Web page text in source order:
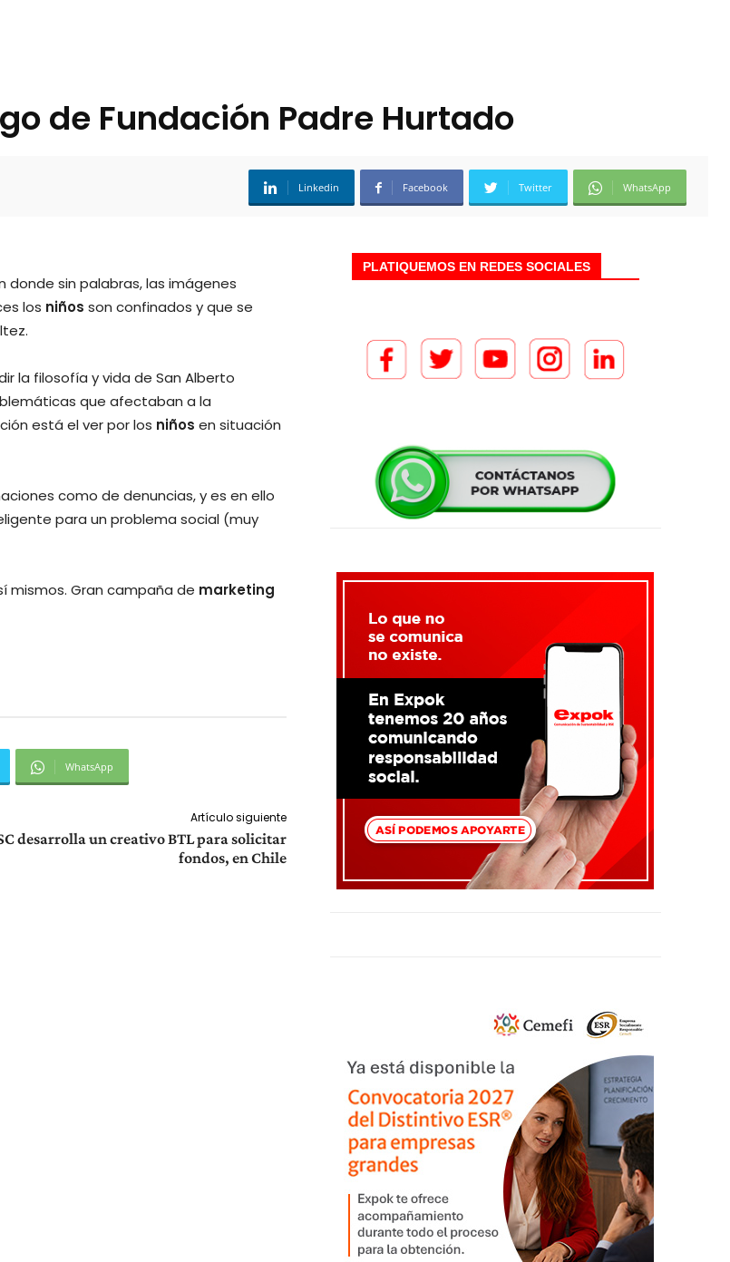
de Fundación Padre Hurtado
Linkedin Facebook Twitter WhatsApp
donde sin palabras, las imágenes
los niños son confinados y que se
la filosofía y vida de San Alberto
que afectaban a la
está el ver por los niños en situación
como de denuncias, y es en ello
para un problema social (muy
mismos. Gran campaña de marketing
WhatsApp
Artículo siguiente
desarrolla un creativo BTL para solicitar
fondos, en Chile
PLATIQUEMOS EN REDES SOCIALES